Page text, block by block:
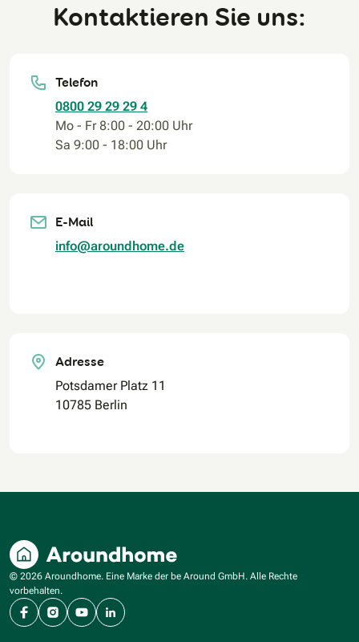
Kontaktieren Sie uns:
Telefon
0800 29 29 29 4
Mo - Fr 8:00 - 20:00 Uhr
Sa 9:00 - 18:00 Uhr
E-Mail
info@aroundhome.de
Adresse
Potsdamer Platz 11
10785 Berlin
© 2026 Aroundhome. Eine Marke der be Around GmbH. Alle Rechte
vorbehalten.
FacebookInstagram
YouTubeLinkedIn